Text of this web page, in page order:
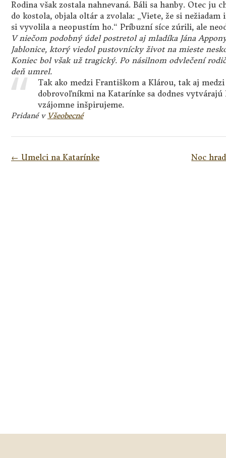
Rodina však zostala nahnevaná. Báli sa hanby. Otec ju
do kostola, objala oltár a zvolala: „Viete, že si nežiadam
si vyvolila a neopustím ho.“ Príbuzní síce zúrili, ale
V niečom podobný údel postretol aj mladíka Jána
Jablonice, ktorý viedol pustovnícky život na mieste
Koniec bol však už tragický. Po násilnom odvlečení
deň umrel.
Tak ako medzi Františkom a Klárou, tak aj
dobrovoľníkmi na Katarínke sa dodnes
vzájomne inšpirujeme.
Pridané v Všeobecné
Navigácia
Noc
← Umelci na Katarínke